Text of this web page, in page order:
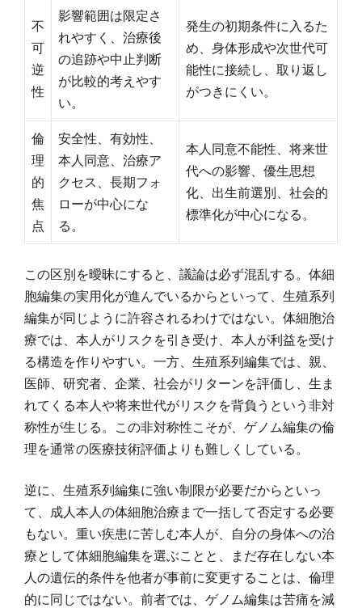
不
可
逆
性
影響範囲は限定さ
れやすく、治療後
の追跡や中止判断
が比較的考えやす
い。
発生の初期条件に入るた
め、身体形成や次世代可
能性に接続し、取り返し
がつきにくい。
倫
理
的
焦
点
安全性、有効性、
本人同意、治療ア
クセス、長期フォ
ローが中心にな
る。
本人同意不能性、将来世
代への影響、優生思想
化、出生前選別、社会的
標準化が中心になる。
この区別を曖昧にすると、議論は必ず混乱する。体細
胞編集の実用化が進んでいるからといって、生殖系列
編集が同じように許容されるわけではない。体細胞治
療では、本人がリスクを引き受け、本人が利益を受け
る構造を作りやすい。一方、生殖系列編集では、親、
医師、研究者、企業、社会がリターンを評価し、生ま
れてくる本人や将来世代がリスクを背負うという非対
称性が生じる。この非対称性こそが、ゲノム編集の倫
理を通常の医療技術評価よりも難しくしている。
逆に、生殖系列編集に強い制限が必要だからといっ
て、成人本人の体細胞治療まで一括して否定する必要
もない。重い疾患に苦しむ本人が、自分の身体への治
療として体細胞編集を選ぶことと、まだ存在しない本
人の遺伝的条件を他者が事前に変更することは、倫理
的に同じではない。前者では、ゲノム編集は苦痛を減